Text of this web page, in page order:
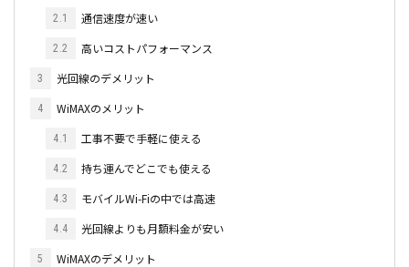
2.1 通信速度が速い
2.2 高いコストパフォーマンス
3 光回線のデメリット
4 WiMAXのメリット
4.1 工事不要で手軽に使える
4.2 持ち運んでどこでも使える
4.3 モバイルWi-Fiの中では高速
4.4 光回線よりも月額料金が安い
5 WiMAXのデメリット